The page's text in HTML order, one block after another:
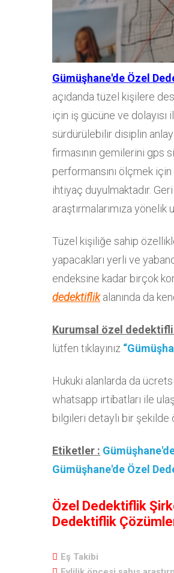
Gümüşhane'de Özel
açıdanda tüzel kişilere
için iş gücüne ve dolayısı
sürdürülebilir disiplin
firmasının gemilerini gps
performansını ölçmek
ihtiyaç duyulmaktadır.
araştırmalarımıza yönelik
Tüzel kişiliğe sahip
yapacakları yerli ve
endeksine kadar birçok
dedektiflikalanında da
Kurumsal özel
lütfen tıklayınız
Hukuki alanlarda da
whatsapp irtibatları ile
bilgileri detaylı bir şekilde
Etiketler :
Gümüşhane'de Özel
Özel Dedektiflik
Dedektiflik
Eş Takibi